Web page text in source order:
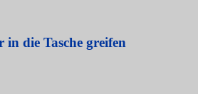
in die Tasche greifen